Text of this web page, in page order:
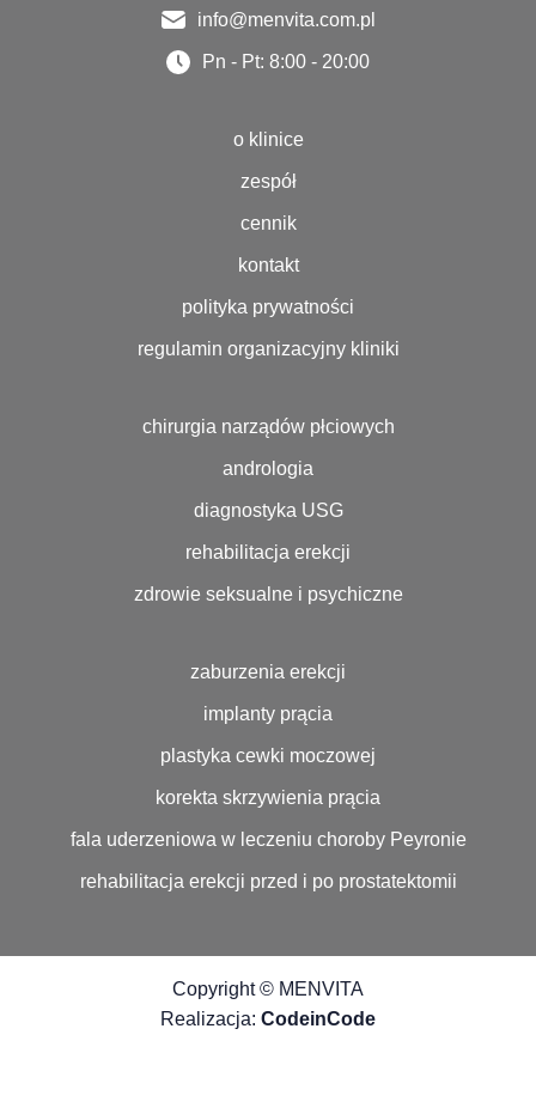
info@menvita.com.pl
Pn - Pt: 8:00 - 20:00
o klinice
zespół
cennik
kontakt
polityka prywatności
regulamin organizacyjny kliniki
chirurgia narządów płciowych
andrologia
diagnostyka USG
rehabilitacja erekcji
zdrowie seksualne i psychiczne
zaburzenia erekcji
implanty prącia
plastyka cewki moczowej
korekta skrzywienia prącia
fala uderzeniowa w leczeniu choroby Peyronie
rehabilitacja erekcji przed i po prostatektomii
Copyright © MENVITA
Realizacja: CodeinCode